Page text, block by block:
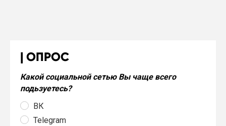
ОПРОС
Какой социальной сетью Вы чаще всего
подьзуетесь?
ВК
Telegram